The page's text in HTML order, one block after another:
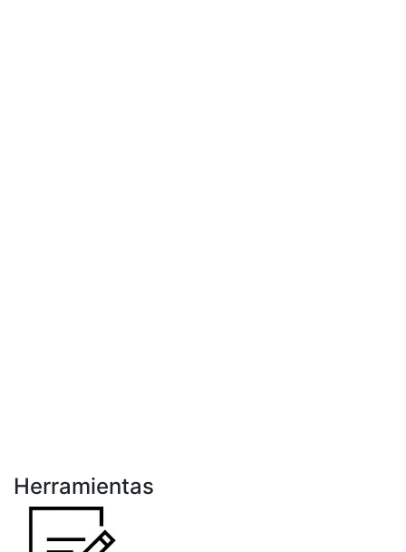
Herramientas